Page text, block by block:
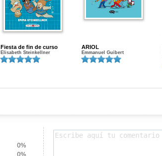
Fiesta de fin de curso
Elisabeth Steinkellner
ARIOL
Emmanuel Guibert
0%
0%